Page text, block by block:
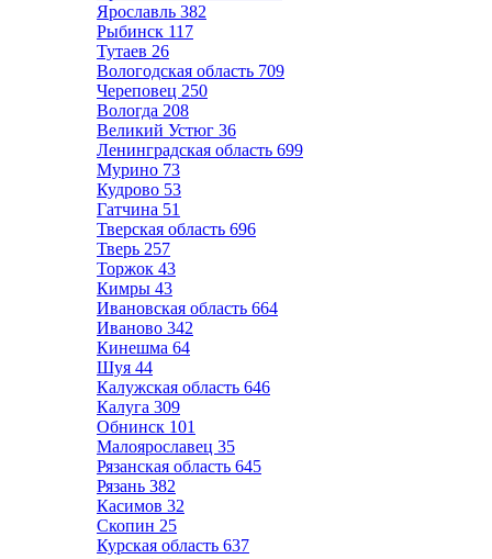
Ярославль 382
Рыбинск 117
Тутаев 26
Вологодская область 709
Череповец 250
Вологда 208
Великий Устюг 36
Ленинградская область 699
Мурино 73
Кудрово 53
Гатчина 51
Тверская область 696
Тверь 257
Торжок 43
Кимры 43
Ивановская область 664
Иваново 342
Кинешма 64
Шуя 44
Калужская область 646
Калуга 309
Обнинск 101
Малоярославец 35
Рязанская область 645
Рязань 382
Касимов 32
Скопин 25
Курская область 637